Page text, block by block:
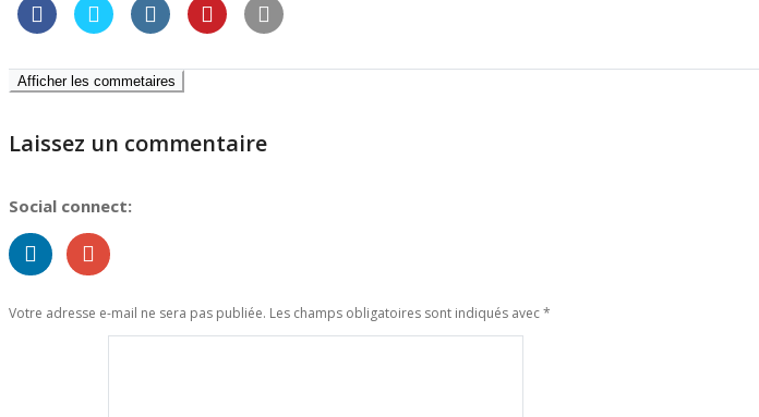
Afficher les commetaires
Laissez un commentaire
Social connect:
Votre adresse e-mail ne sera pas publiée. Les champs obligatoires sont indiqués avec*